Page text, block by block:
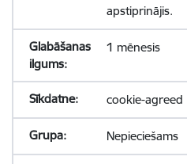
apstiprinājis.
1 mēnesis
cookie-agreed
Nepieciešams